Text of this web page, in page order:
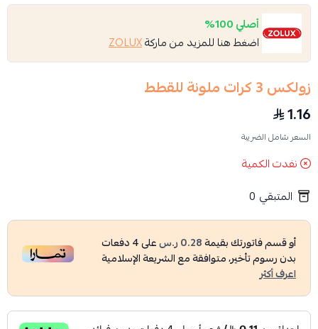
أصلي 100%
اضغط هنا للمزيد من ماركةZOLUX
زولكس 3 كرات ملونة للقطط
1.16
السعر شامل الضريبة
نفدت الكمية
المتبقي 0
أو قسم فاتورتك بقيمة0.28 ر.س على4دفعات
بدون رسوم تأخير، متوافقة مع الشريعة الإسلامية
اعرف أكثر